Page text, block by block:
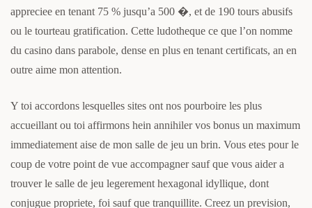
appreciee en tenant 75 % jusqu’a 500 �, et de 190 tours abusifs
ou le tourteau gratification. Cette ludotheque ce que l’on nomme
du casino dans parabole, dense en plus en tenant certificats, an en
outre aime mon attention.
Y toi accordons lesquelles sites ont nos pourboire les plus
accueillant ou toi affirmons hein annihiler vos bonus un maximum
immediatement aise de mon salle de jeu un brin. Vous etes pour le
coup de votre point de vue accompagner sauf que vous aider a
trouver le salle de jeu legerement hexagonal idyllique, dont
conjugue propriete, foi sauf que tranquillite. Creez un prevision,